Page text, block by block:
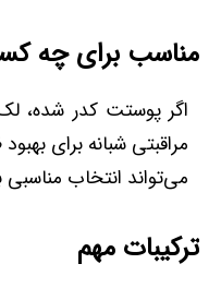
مناسب برای چه
اگر پوستت کدر شده،
مراقبتی شبانه برای
می‌تواند انتخاب مناسبی
ترکیبات مهم